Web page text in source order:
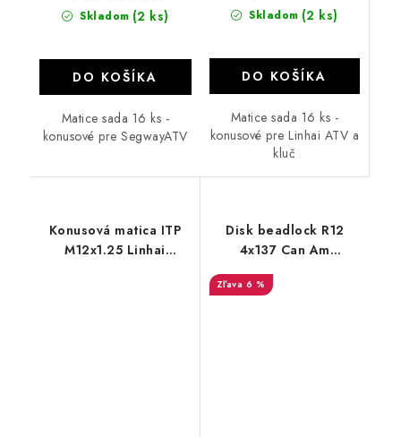
Skladom (2 ks)
DO KOŠÍKA
Matice sada 16 ks -
konusové pre SegwayATV
Skladom (2 ks)
DO KOŠÍKA
Matice sada 16 ks -
konusové pre Linhai ATV a
kluč
Konusová matica ITP
M12x1.25 Linhai
Disk beadlock R12
4x137 Can Am
Outlander Renegade
Maverick XTP
6 %